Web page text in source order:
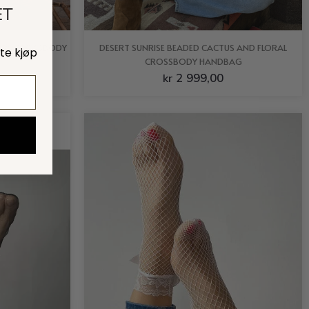
CROSSBODY
DESERT SUNRISE BEADED CACTUS AND FLORAL
CROSSBODY HANDBAG
kr 2 999,00
kjøp